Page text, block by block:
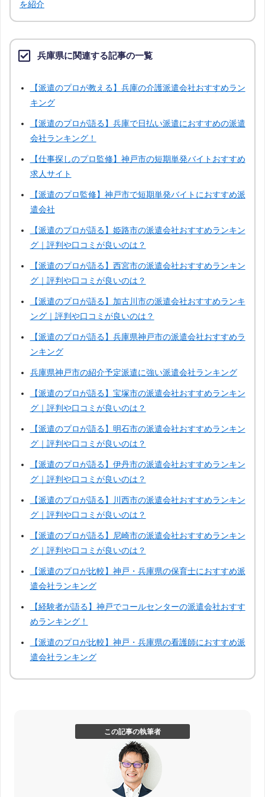
千葉
福井 山梨 長野 岐阜
愛媛 高知 佐賀 長崎
熊本 大分 宮崎 鹿児島
沖縄
を紹介
兵庫県に関連する記事の一覧
【派遣のプロが教える】兵庫の介護派遣会社おすすめラン
キング
【派遣のプロが語る】兵庫で日払い派遣におすすめの派遣
会社ランキング！
【仕事探しのプロ監修】神戸市の短期単発バイトおすすめ
求人サイト
【派遣のプロ監修】神戸市で短期単発バイトにおすすめ派
遣会社
【派遣のプロが語る】姫路市の派遣会社おすすめランキン
グ｜評判や口コミが良いのは？
【派遣のプロが語る】西宮市の派遣会社おすすめランキン
グ｜評判や口コミが良いのは？
【派遣のプロが語る】加古川市の派遣会社おすすめランキ
ング｜評判や口コミが良いのは？
【派遣のプロが語る】兵庫県神戸市の派遣会社おすすめラ
ンキング
兵庫県神戸市の紹介予定派遣に強い派遣会社ランキング
【派遣のプロが語る】宝塚市の派遣会社おすすめランキン
グ｜評判や口コミが良いのは？
【派遣のプロが語る】明石市の派遣会社おすすめランキン
グ｜評判や口コミが良いのは？
【派遣のプロが語る】伊丹市の派遣会社おすすめランキン
グ｜評判や口コミが良いのは？
【派遣のプロが語る】川西市の派遣会社おすすめランキン
グ｜評判や口コミが良いのは？
【派遣のプロが語る】尼崎市の派遣会社おすすめランキン
グ｜評判や口コミが良いのは？
【派遣のプロが比較】神戸・兵庫県の保育士におすすめ派
遣会社ランキング
【経験者が語る】神戸でコールセンターの派遣会社おすす
めランキング！
【派遣のプロが比較】神戸・兵庫県の看護師におすすめ派
遣会社ランキング
この記事の執筆者